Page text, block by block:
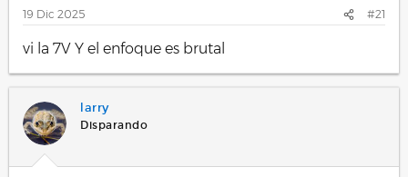
i
19 Dic 2025 #21
vi la 7V Y el enfoque es brutal
larry
Disparando